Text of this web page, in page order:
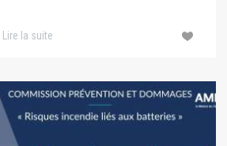
Lire la suite